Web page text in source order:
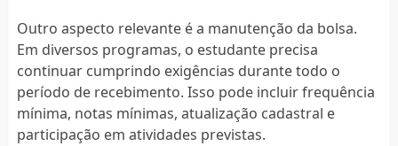
Outro aspecto relevante é a manutenção da bolsa.
Em diversos programas, o estudante precisa
continuar cumprindo exigências durante todo o
período de recebimento. Isso pode incluir frequência
mínima, notas mínimas, atualização cadastral e
participação em atividades previstas.